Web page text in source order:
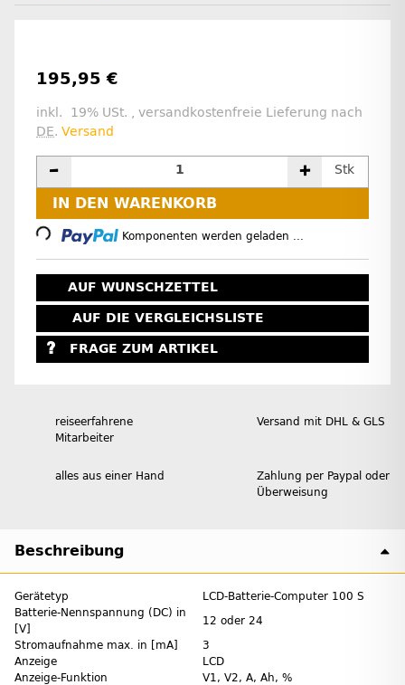
195,95 €
inkl. 19% USt. , versandkostenfreie Lieferung nach
DE. Versand
Stk
IN DEN WARENKORB
Loading... Komponenten werden geladen ...
AUF WUNSCHZETTEL
AUF DIE VERGLEICHSLISTE
FRAGE ZUM ARTIKEL
reiseerfahrene
Mitarbeiter
Versand mit DHL & GLS
alles aus einer Hand
Zahlung per Paypal oder
Überweisung
Beschreibung
Gerätetyp
LCD-Batterie-Computer 100 S
Batterie-Nennspannung (DC) in
[V]
12 oder 24
Stromaufnahme max. in [mA]
3
Anzeige
LCD
Anzeige-Funktion
V1, V2, A, Ah, %